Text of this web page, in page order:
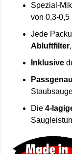
Spezial-
von 0,3-0,5
Jede
Abluftfilter
Inklusive
Die4-